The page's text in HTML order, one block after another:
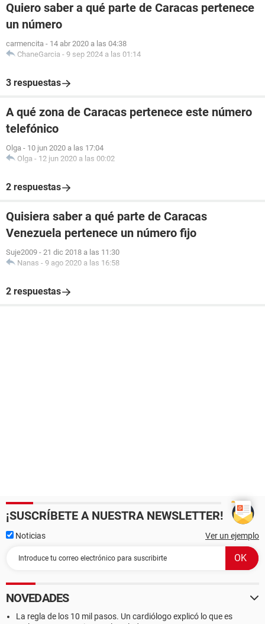
Quiero saber a qué parte de Caracas pertenece
un número
carmencita - 14 abr 2020 a las 04:38
ChaneGarcia - 9 sep 2024 a las 01:14
3 respuestas
A qué zona de Caracas pertenece este número
telefónico
Olga - 10 jun 2020 a las 17:04
Olga - 12 jun 2020 a las 00:02
2 respuestas
Quisiera saber a qué parte de Caracas
Venezuela pertenece un número fijo
Suje2009 - 21 dic 2018 a las 11:30
Nanas - 9 ago 2020 a las 16:58
2 respuestas
¡SUSCRÍBETE A NUESTRA NEWSLETTER!
Noticias Ver un ejemplo
NOVEDADES
La regla de los 10 mil pasos. Un cardiólogo explicó lo que es